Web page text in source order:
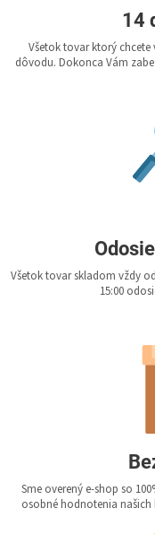
14
Všetok tovar ktorý
dôvodu. Dokonca Vám
Všetok tovar skladom vždy
15:00
Sme overený e-shop so
osobné hodnotenia našich